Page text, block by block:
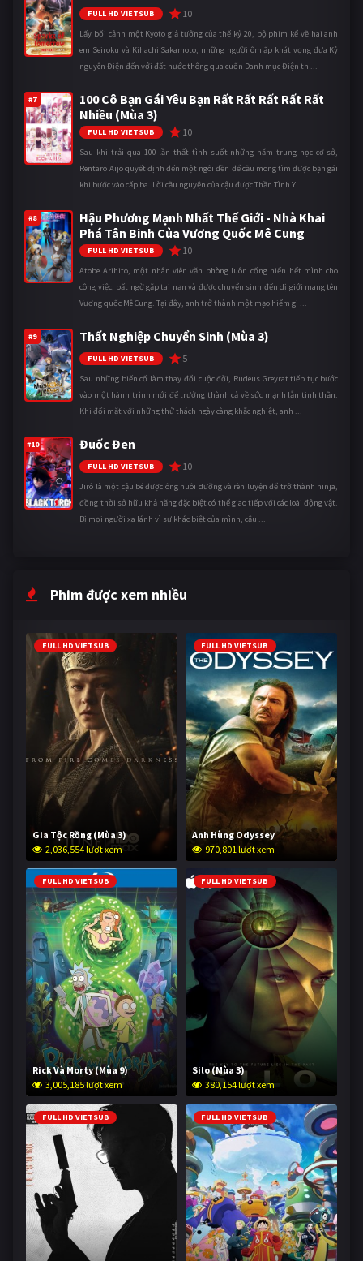
FULL HD VIETSUB 10
Lấy bối cảnh một Kyoto giả tưởng của thế kỷ 20, bộ phim kể về hai anh
em Seiroku và Kihachi Sakamoto, những người ôm ấp khát vọng đưa Kỷ
nguyên Điện đến với đất nước thông qua cuốn Danh mục Điện th ...
#7
100 Cô Bạn Gái Yêu Bạn Rất Rất Rất Rất Rất
Nhiều (Mùa 3)
FULL HD VIETSUB 10
Sau khi trải qua 100 lần thất tình suốt những năm trung học cơ sở,
Rentaro Aijo quyết định đến một ngôi đền để cầu mong tìm được bạn gái
khi bước vào cấp ba. Lời cầu nguyện của cậu được Thần Tình Y ...
#8
Hậu Phương Mạnh Nhất Thế Giới - Nhà Khai
Phá Tân Binh Của Vương Quốc Mê Cung
FULL HD VIETSUB 10
Atobe Arihito, một nhân viên văn phòng luôn cống hiến hết mình cho
công việc, bất ngờ gặp tai nạn và được chuyển sinh đến dị giới mang tên
Vương quốc Mê Cung. Tại đây, anh trở thành một mạo hiểm gi ...
#9 Thất Nghiệp Chuyển Sinh (Mùa 3)
FULL HD VIETSUB 5
Sau những biến cố làm thay đổi cuộc đời, Rudeus Greyrat tiếp tục bước
vào một hành trình mới để trưởng thành cả về sức mạnh lẫn tinh thần.
Khi đối mặt với những thử thách ngày càng khắc nghiệt, anh ...
#10 Đuốc Đen
FULL HD VIETSUB 10
Jirô là một cậu bé được ông nuôi dưỡng và rèn luyện để trở thành ninja,
đồng thời sở hữu khả năng đặc biệt có thể giao tiếp với các loài động vật.
Bị mọi người xa lánh vì sự khác biệt của mình, cậu ...
Phim được xem nhiều
FULL HD VIETSUB
Gia Tộc Rồng (Mùa 3)
2,036,554 lượt xem
FULL HD VIETSUB
Anh Hùng Odyssey
970,801 lượt xem
FULL HD VIETSUB
Rick Và Morty (Mùa 9)
3,005,185 lượt xem
FULL HD VIETSUB
Silo (Mùa 3)
380,154 lượt xem
FULL HD VIETSUB FULL HD VIETSUB